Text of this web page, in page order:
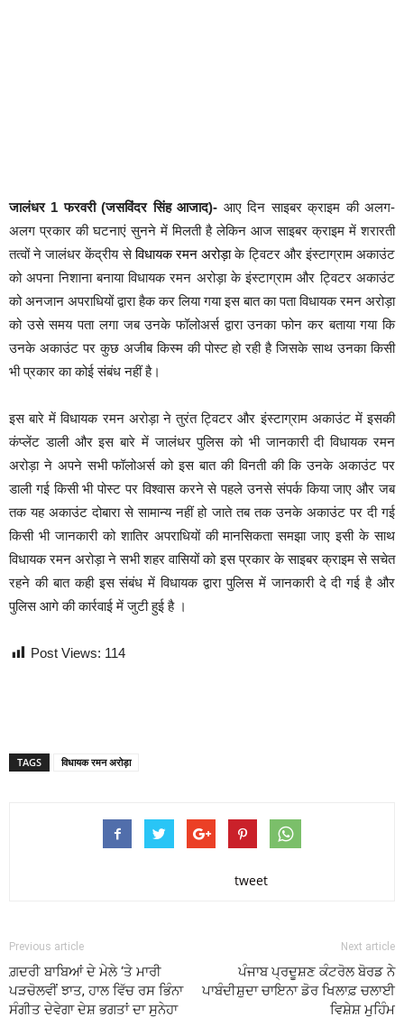
जालंधर 1 फरवरी (जसविंदर सिंह आजाद)- आए दिन साइबर क्राइम की अलग-
अलग प्रकार की घटनाएं सुनने में मिलती है लेकिन आज साइबर क्राइम में शरारती
तत्वों ने जालंधर केंद्रीय सेविधायक रमन अरोड़ाके ट्विटर और इंस्टाग्राम अकाउंट
को अपना निशाना बनाया विधायक रमन अरोड़ा के इंस्टाग्राम और ट्विटर अकाउंट
को अनजान अपराधियों द्वारा हैक कर लिया गया इस बात का पता विधायक रमन अरोड़ा
को उसे समय पता लगा जब उनके फॉलोअर्स द्वारा उनका फोन कर बताया गया कि
उनके अकाउंट पर कुछ अजीब किस्म की पोस्ट हो रही है जिसके साथ उनका किसी
भी प्रकार का कोई संबंध नहीं है।
इस बारे में विधायक रमन अरोड़ा ने तुरंत ट्विटर और इंस्टाग्राम अकाउंट में इसकी
कंप्लेंट डाली और इस बारे में जालंधर पुलिस को भी जानकारी दी विधायक रमन
अरोड़ा ने अपने सभी फॉलोअर्स को इस बात की विनती की कि उनके अकाउंट पर
डाली गई किसी भी पोस्ट पर विश्वास करने से पहले उनसे संपर्क किया जाए और जब
तक यह अकाउंट दोबारा से सामान्य नहीं हो जाते तब तक उनके अकाउंट पर दी गई
किसी भी जानकारी को शातिर अपराधियों की मानसिकता समझा जाए इसी के साथ
विधायक रमन अरोड़ा ने सभी शहर वासियों को इस प्रकार के साइबर क्राइम से सचेत
रहने की बात कही इस संबंध में विधायक द्वारा पुलिस में जानकारी दे दी गई है और
पुलिस आगे की कार्रवाई में जुटी हुई है ।
Post Views: 114
TAGS विधायक रमन अरोड़ा
tweet
Previous article
ਗ਼ਦਰੀ ਬਾਬਿਆਂ ਦੇ ਮੇਲੇ ‘ਤੇ ਮਾਰੀ
ਪੜਚੋਲਵੀਂ ਝਾਤ, ਹਾਲ ਵਿੱਚ ਰਸ ਭਿੰਨਾ
ਸੰਗੀਤ ਦੇਵੇਗਾ ਦੇਸ਼ ਭਗਤਾਂ ਦਾ ਸੁਨੇਹਾ
Next article
ਪੰਜਾਬ ਪ੍ਰਦੂਸ਼ਣ ਕੰਟਰੋਲ ਬੋਰਡ ਨੇ
ਪਾਬੰਦੀਸ਼ੁਦਾ ਚਾਇਨਾ ਡੋਰ ਖਿਲਾਫ਼ ਚਲਾਈ
ਵਿਸ਼ੇਸ਼ ਮੁਹਿੰਮ